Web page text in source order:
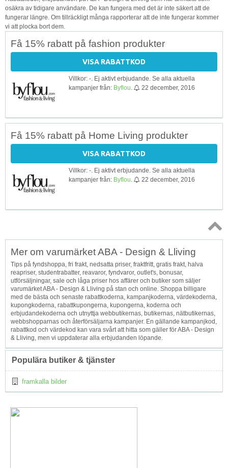
osäkra av tidigare användare. De kan fungera med det är inte säkert att de
fungerar längre. Om tillräckligt många rapporterar att de inte fungerar kommer
vi att plocka bort dem.
Få 15% rabatt på fashion produkter
VISA RABATTKOD
Villkor: -. Ej aktivt erbjudande. Se alla aktuella
kampanjer från: Byflou 22 december, 2016
Få 15% rabatt på Home Living produkter
VISA RABATTKOD
Villkor: -. Ej aktivt erbjudande. Se alla aktuella
kampanjer från: Byflou 22 december, 2016
Topp
Mer om varumärket ABA - Design & Lliving
Tips på fyndshoppa, fri frakt, nedsatta priser, fraktfritt, gratis frakt, halva
reapriser, studentrabatter, reavaror, fyndvaror, outlet's, bonusar,
utförsäljningar, sale och låga priser hos affärer och butiker som säljer
varumärket ABA - Design & Lliving på stan och online. Shoppa billigare
med de bästa och senaste rabattkoderna, kampanjkoderna, värdekoderna,
kupongkoderna, rabattkupongerna, kupongerna, koderna och
erbjudandekoderna och utnyttja webbutikernas, butikernas, nätbutikernas,
webbshopparnas och återförsäljarna kampanjer. En gällande kampanjkod,
rabattkod och värdekod kan vara svårt att hitta som gäller för ABA - Design
& Lliving, men vi uppdaterar alla erbjudanden löpande.
Populära butiker & tjänster
framkalla bilder